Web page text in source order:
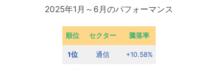
2025年1月～6月のパフォーマンス
順位 セクター 騰落率
1位 通信 +10.58%